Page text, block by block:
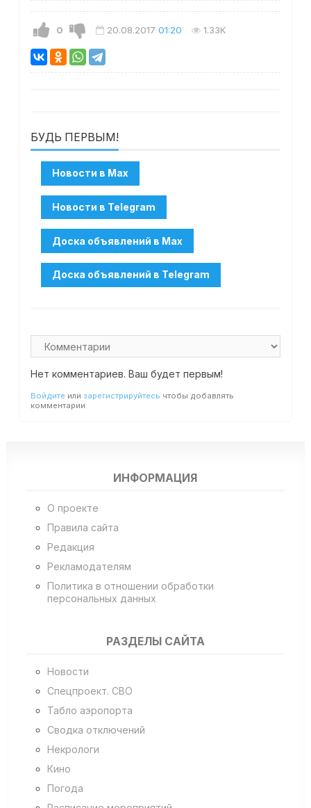
0 20.08.2017 01:20 1.33K
БУДЬ ПЕРВЫМ!
Нет комментариев. Ваш будет первым!
Войдите или зарегистрируйтесь чтобы добавлять
комментарии
ИНФОРМАЦИЯ
О проекте
Правила сайта
Редакция
Рекламодателям
Политика в отношении обработки
персональных данных
РАЗДЕЛЫ САЙТА
Новости
Спецпроект. СВО
Табло аэропорта
Сводка отключений
Некрологи
Кино
Погода